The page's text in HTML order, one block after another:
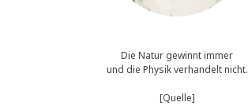
Die Natur gewinnt immer
und die Physik verhandelt nicht.
[Quelle]